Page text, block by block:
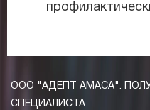
ООО "АДЕПТ АМАСА".
СПЕЦИАЛИСТА